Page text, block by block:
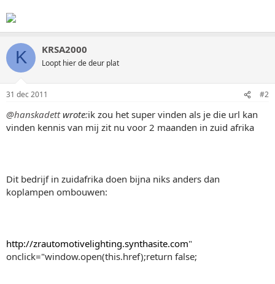
K KRSA2000
Loopt hier de deur plat
31 dec 2011 #2
@hanskadettwrote:ik zou het super vinden als je die url kan
vinden kennis van mij zit nu voor 2 maanden in zuid afrika
Dit bedrijf in zuidafrika doen bijna niks anders dan
koplampen ombouwen:
http://zrautomotivelighting.synthasite.com"
onclick="window.open(this.href);return false;